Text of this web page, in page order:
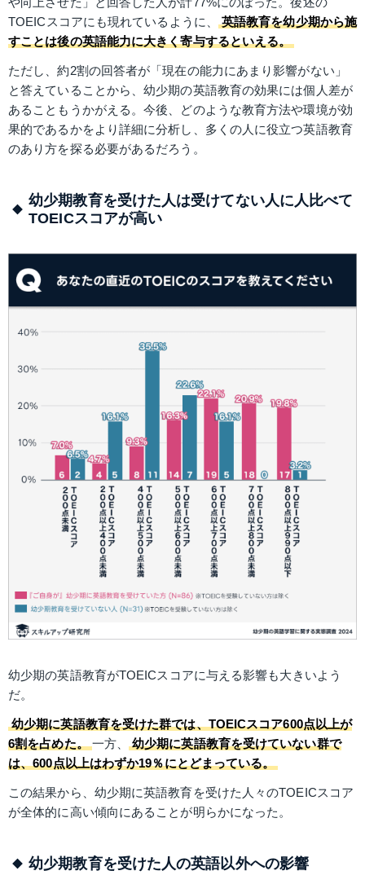
TOEICスコアにも現れているように、
英語教育を幼少期から施
すことは後の英語能力に大きく寄与するといえる。
ただし、約2割の回答者が「現在の能力にあまり影響がない」
と答えていることから、幼少期の英語教育の効果には個人差が
あることもうかがえる。今後、どのような教育方法や環境が効
果的であるかをより詳細に分析し、多くの人に役立つ英語教育
のあり方を探る必要があるだろう。
幼少期教育を受けた人は受けてない人に人比べて
TOEICスコアが高い
幼少期の英語教育がTOEICスコアに与える影響も大きいよう
だ。
幼少期に英語教育を受けた群では、TOEICスコア600点以上が
6割を占めた。 一方、 幼少期に英語教育を受けていない群で
は、600点以上はわずか19％にとどまっている。
この結果から、幼少期に英語教育を受けた人々のTOEICスコア
が全体的に高い傾向にあることが明らかになった。
幼少期教育を受けた人の英語以外への影響